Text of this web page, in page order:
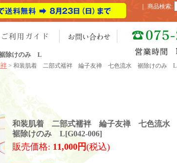
除けのみ L
> 和装肌着 二部式襦袢 綸子友禅 七色流水 裾除けのみ L
商品検索:
和装肌着 二部式襦袢 綸子友禅 七色流水
裾除けのみ L[G042-006]
販売価格: 11,000円(税込)